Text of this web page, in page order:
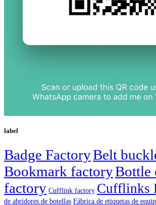
label
Badge FactoryBelt
Bookmark factoryBottle
factory Cufflink factory Cufflinks
de abridores de botellas Fábrica de etiquetas de